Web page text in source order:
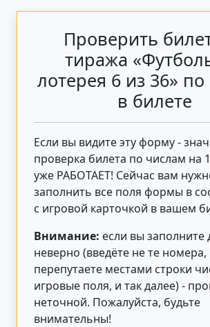
Проверить
тиража
лотерея 6 из 36»
в билете
Если вы видите эту форму -
проверка билета по числам на
уже РАБОТАЕТ! Сейчас вам
заполнить все поля формы в
с игровой карточкой в вашем
Внимание: если вы заполните
неверно (введёте не те номера,
перепутаете местами строки
игровые поля, и так далее) -
неточной. Пожалуйста, будьте
внимательны!